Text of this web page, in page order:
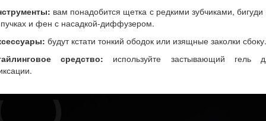
вам понадобится щетка с редкими зубчиками, бигуди
и фен с насадкой-диффузером.
будут кстати тонкий ободок или изящные заколки сбоку.
средство: используйте застывающий гель